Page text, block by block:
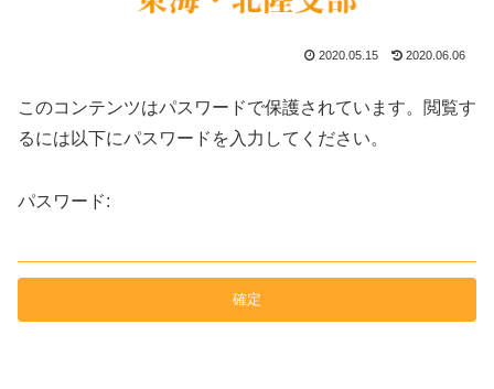
2020.05.15 2020.06.06
このコンテンツはパスワードで保護されています。閲覧す
るには以下にパスワードを入力してください。
パスワード: